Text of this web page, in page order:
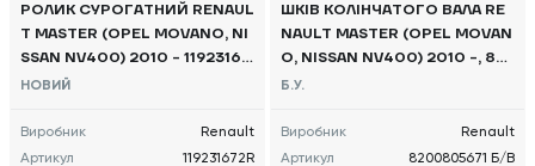
РОЛИК СУРОГАТНИЙ RENAUL
T MASTER (OPEL MOVANO, NI
SSAN NV400) 2010 - 11923167
2R OE
НОВИЙ
Виробник
Renault
Артикул
119231672R
ШКІВ КОЛІНЧАТОГО ВАЛА RE
NAULT MASTER (OPEL MOVAN
O, NISSAN NV400) 2010 -, 82
00805671 Б/В
Б.У.
Виробник
Renault
Артикул
8200805671 Б/В